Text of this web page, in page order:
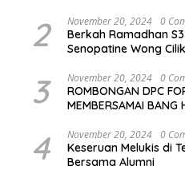
2 November 20, 2024 0
Berkah Ramadhan
Senopatine Wong Cilik
3 November 20, 2024 0
ROMBONGAN DPC
MEMBERSAMAI BANG
4 November 20, 2024 0
Keseruan Melukis di
Bersama Alumni